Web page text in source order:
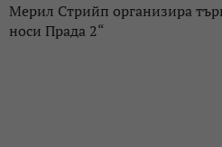
Мерил Стрийп организира
носи Прада 2“